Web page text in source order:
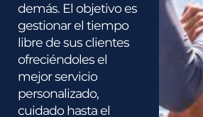
demás. El objetivo es
gestionar el tiempo
libre de sus clientes
ofreciéndoles el
mejor servicio
personalizado,
cuidado hasta el